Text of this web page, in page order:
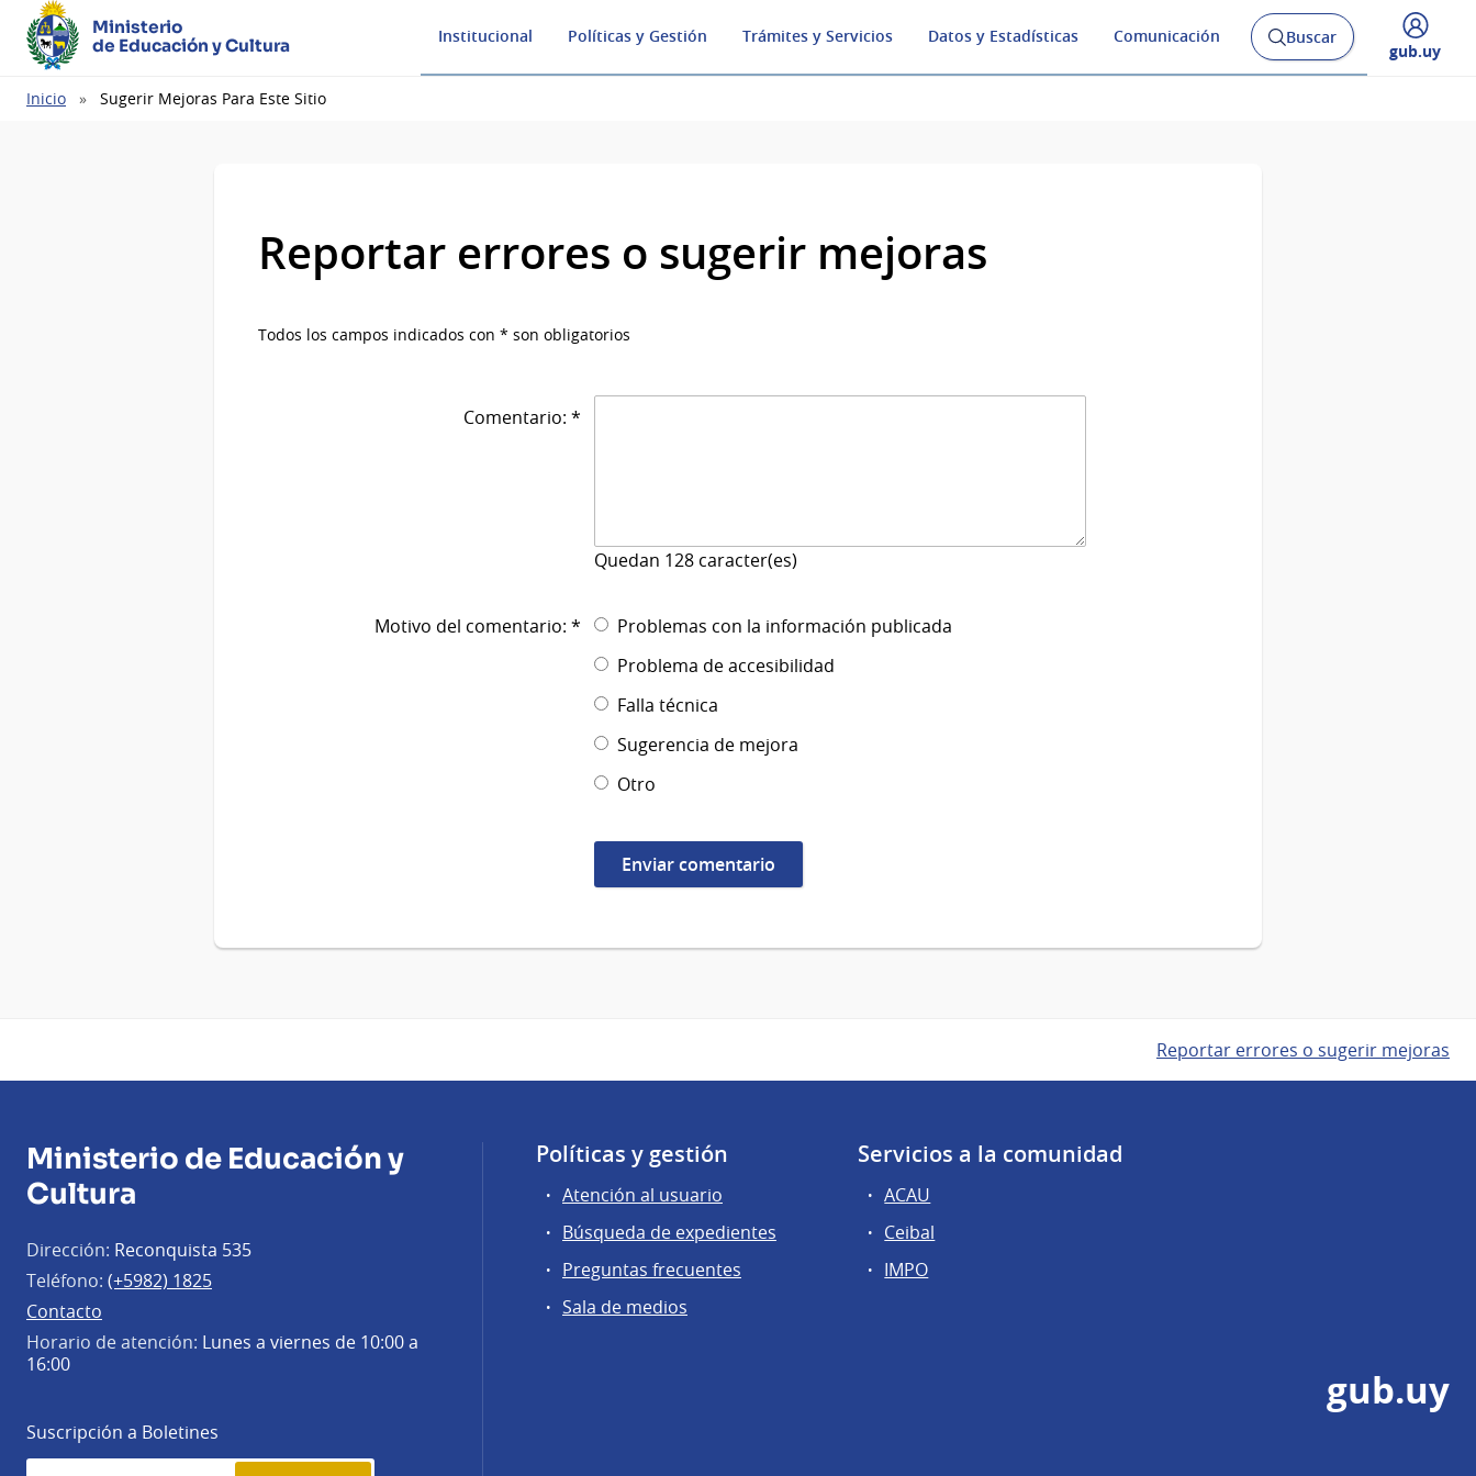
Ministerio
de Educación y Cultura
Institucional Políticas y Gestión Trámites y Servicios Datos y Estadísticas Comunicación
Abrir
buscador
Buscar
Desplegar
gub.uy
Ruta
Inicio Sugerir Mejoras Para Este Sitio
Reportar errores o sugerir mejoras
Todos los campos indicados con * son obligatorios
Comentario: *
Quedan 128 caracter(es)
Motivo del comentario: *
Problemas con la información publicada
Problema de accesibilidad
Falla técnica
Sugerencia de mejora
Otro
Reportar errores o sugerir mejoras
Ministerio de Educación y
Cultura
Dirección: Reconquista 535
Teléfono: (+5982) 1825
Contacto
Horario de atención: Lunes a viernes de 10:00 a
16:00
Suscripción a Boletines
Simplenews
Políticas y gestión
Atención al usuario
Búsqueda de expedientes
Preguntas frecuentes
Sala de medios
Servicios a la comunidad
ACAU
Ceibal
IMPO
gub.uy